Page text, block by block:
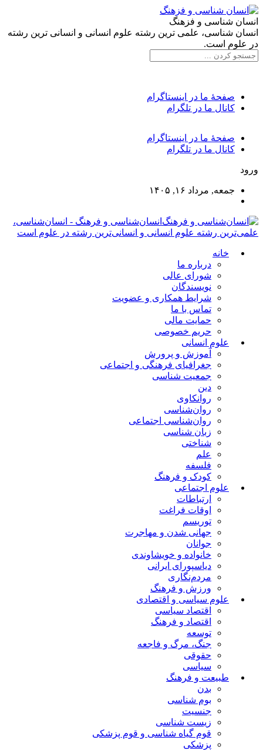
انسان شناسی و فزهنگ
انسان شناسی، علمی ترین رشته علوم انسانی و انسانی ترین رشته
در علوم است.
صفحۀ ما در اینستاگرام
کانال ما در تلگرام
صفحۀ ما در اینستاگرام
کانال ما در تلگرام
ورود
جمعه, مرداد ۱۶, ۱۴۰۵
انسان‌شناسی و فرهنگ - انسان‌شناسی،
علمی‌ترین رشته علوم انسانی و انسانی‌ترین رشته در علوم است
خانه
درباره ما
شورای عالی
نویسندگان
شرایط همکاری و عضویت
تماس با ما
حمایت مالی
حریم خصوصی
علوم انسانی
آموزش و پرورش
جغرافیای فرهنگی و اجتماعی
جمعیت شناسی
دین
روانکاوی
روان‌شناسی
روان‌شناسی اجتماعی
زبان شناسی
شناختی
علم
فلسفه
کودک و فرهنگ
علوم اجتماعی
ارتباطات
اوقات فراغت
توریسم
جهانی شدن و مهاجرت
جوانان
خانواده و خویشاوندی
دیاسپورای ایرانی
مردم‌نگاری
ورزش و فرهنگ
علوم سیاسی و اقتصادی
اقتصاد سیاسی
اقتصاد و فرهنگ
توسعه
جنگ، مرگ و فاجعه
حقوقی
سیاسی
طبیعت و فرهنگ
بدن
بوم شناسی
جنسیت
زیست شناسی
قوم گیاه شناسی و قوم پزشکی
پزشکی